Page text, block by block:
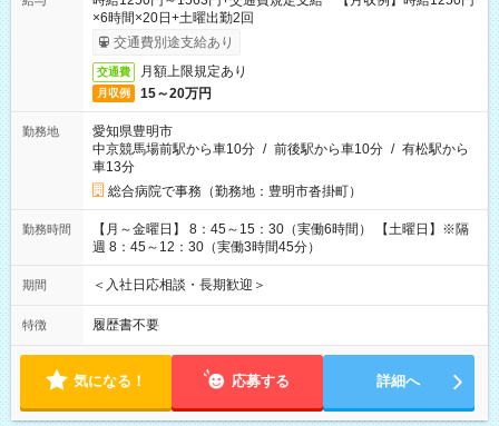
×6時間×20日+土曜出勤2回
交通費別途支給あり
交通費 月額上限規定あり
月収例 15～20万円
勤務地
愛知県豊明市
中京競馬場前駅から車10分 / 前後駅から車10分 / 有松駅から
車13分
総合病院で事務（勤務地：豊明市沓掛町）
勤務時間
【月～金曜日】 8：45～15：30（実働6時間） 【土曜日】※隔
週 8：45～12：30（実働3時間45分）
期間 ＜入社日応相談・長期歓迎＞
特徴 履歴書不要
気になる！ 応募する 詳細へ